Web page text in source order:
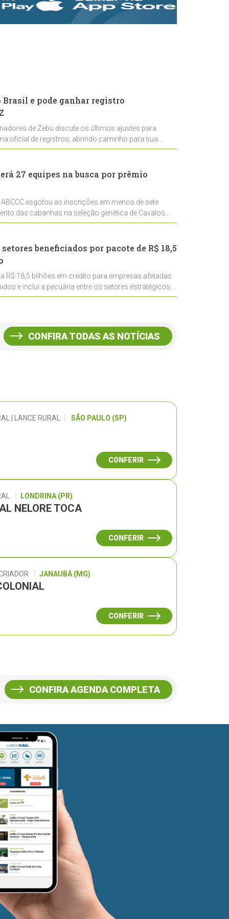
rastreabilidade e
rigor técnico para
Brasil e pode ganhar registro
de Zebu discute os últimos ajustes para
oficial de registros, abrindo caminho para sua
27 equipes na busca por prêmio
esgotou as inscrições em menos de sete
das cabanhas na seleção genética de Cavalos
beneficiados por pacote de R$ 18,5
R$ 18,5 bilhões em crédito para empresas afetadas
e inclui a pecuária entre os setores estratégicos
CONFIRA TODAS AS NOTÍCIAS
| LANCE RURAL SÃO PAULO (SP)
CONFERIR
LONDRINA (PR)
NELORE TOCA
CONFERIR
JANAUBÁ (MG)
CONFERIR
CONFIRA AGENDA COMPLETA